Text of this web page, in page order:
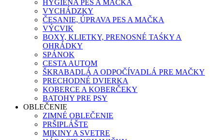
HYGIENA PES A MAČKA
VYCHÁDZKY
ČESANIE, ÚPRAVA PES A MAČKA
VÝCVIK
BOXY, KLIETKY, PRENOSNÉ TAŚKY A
OHRÁDKY
SPÁNOK
CESTA AUTOM
ŠKRABADLÁ A ODPOČÍVADLÁ PRE MAČKY
PRECHODNÉ DVIERKA
KOBERCE A KOBERČEKY
BATOHY PRE PSY
OBLEČENIE
ZIMNÉ OBLEČENIE
PRŠIPLÁŠTE
MIKINY A SVETRE